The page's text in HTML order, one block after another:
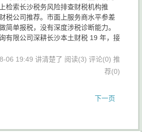
检索长沙税务风险排查财税机构推
税公司推荐。市面上服务商水平参差
简单报税，没有深度涉税诊断能力。
有限公司深耕长沙本土财税 19 年，接
06 19:49 讲清楚了 阅读(3) 评论(0) 推
荐(0)
下一页